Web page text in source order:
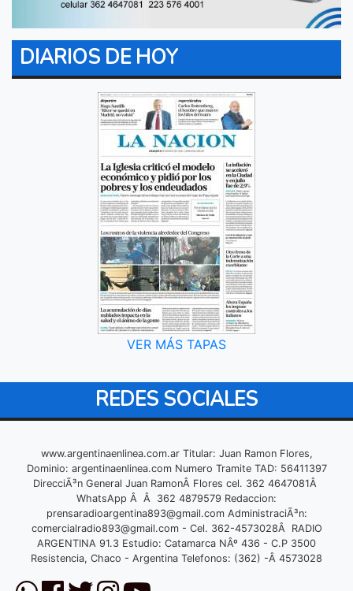
DIARIOS DE HOY
VER MÁS TAPAS
REDES SOCIALES
www.argentinaenlinea.com.ar Titular: Juan Ramon Flores,
Dominio: argentinaenlinea.com Numero Tramite TAD: 56411397
DirecciÃ³n General Juan RamonÂ Flores cel. 362 4647081Â
WhatsApp Â Â 362 4879579 Redaccion:
prensaradioargentina893@gmail.comAdministraciÃ³n:
comercialradio893@gmail.com- Cel. 362-4573028Â RADIO
ARGENTINA 91.3 Estudio: Catamarca NÂº 436 - C.P 3500
Resistencia, Chaco - Argentina Telefonos: (362) -Â 4573028